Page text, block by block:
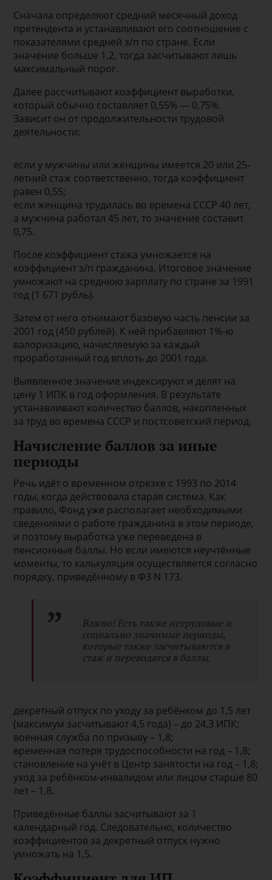
Сначала определяют средний месячный доход
претендента и устанавливают его соотношение с
показателями средней з/п по стране. Если
значение больше 1,2, тогда засчитывают лишь
максимальный порог.
Далее рассчитывают коэффициент выработки,
который обычно составляет 0,55% — 0,75%.
Зависит он от продолжительности трудовой
деятельности:
если у мужчины или женщины имеется 20 или 25-
летний стаж соответственно, тогда коэффициент
равен 0,55;
если женщина трудилась во времена СССР 40 лет,
а мужчина работал 45 лет, то значение составит
0,75.
После коэффициент стажа умножается на
коэффициент з/п гражданина. Итоговое значение
умножают на среднюю зарплату по стране за 1991
год (1 671 рубль).
Затем от него отнимают базовую часть пенсии за
2001 год (450 рублей). К ней прибавляют 1%-ю
валоризацию, начисляемую за каждый
проработанный год вплоть до 2001 года.
Выявленное значение индексируют и делят на
цену 1 ИПК в год оформления. В результате
устанавливают количество баллов, накопленных
за труд во времена СССР и постсоветский период.
Начисление баллов за иные
периоды
Речь идёт о временном отрезке с 1993 по 2014
годы, когда действовала старая система. Как
правило, Фонд уже располагает необходимыми
сведениями о работе гражданина в этом периоде,
и поэтому выработка уже переведена в
пенсионные баллы. Но если имеются неучтённые
моменты, то калькуляция осуществляется согласно
порядку, приведённому в ФЗ N 173.
Важно! Есть также нетрудовые и
социально значимые периоды,
которые также засчитываются в
стаж и переводятся в баллы.
декретный отпуск по уходу за ребёнком до 1,5 лет
(максимум засчитывают 4,5 года) – до 24,3 ИПК;
военная служба по призыву – 1,8;
временная потеря трудоспособности на год – 1,8;
становление на учёт в Центр занятости на год – 1,8;
уход за ребёнком-инвалидом или лицом старше 80
лет – 1,8.
Приведённые баллы засчитывают за 1
календарный год. Следовательно, количество
коэффициентов за декретный отпуск нужно
умножать на 1,5.